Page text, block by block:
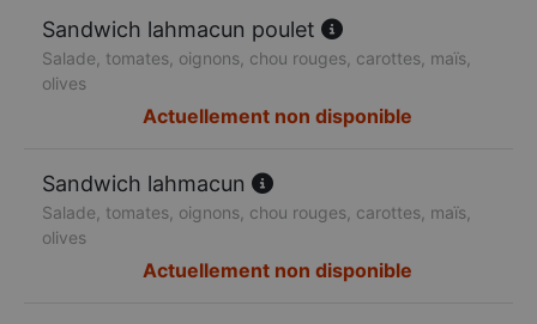
Sandwich lahmacun poulet
Salade, tomates, oignons, chou rouges, carottes, maïs,
olives
Actuellement non disponible
Sandwich lahmacun
Salade, tomates, oignons, chou rouges, carottes, maïs,
olives
Actuellement non disponible